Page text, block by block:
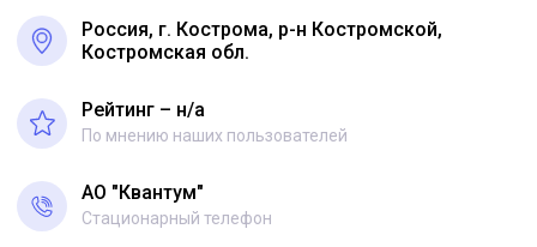
Россия, г. Кострома, р-н Костромской,
Костромская обл.
Рейтинг – н/a
По мнению наших пользователей
АО "Квантум"
Стационарный телефон